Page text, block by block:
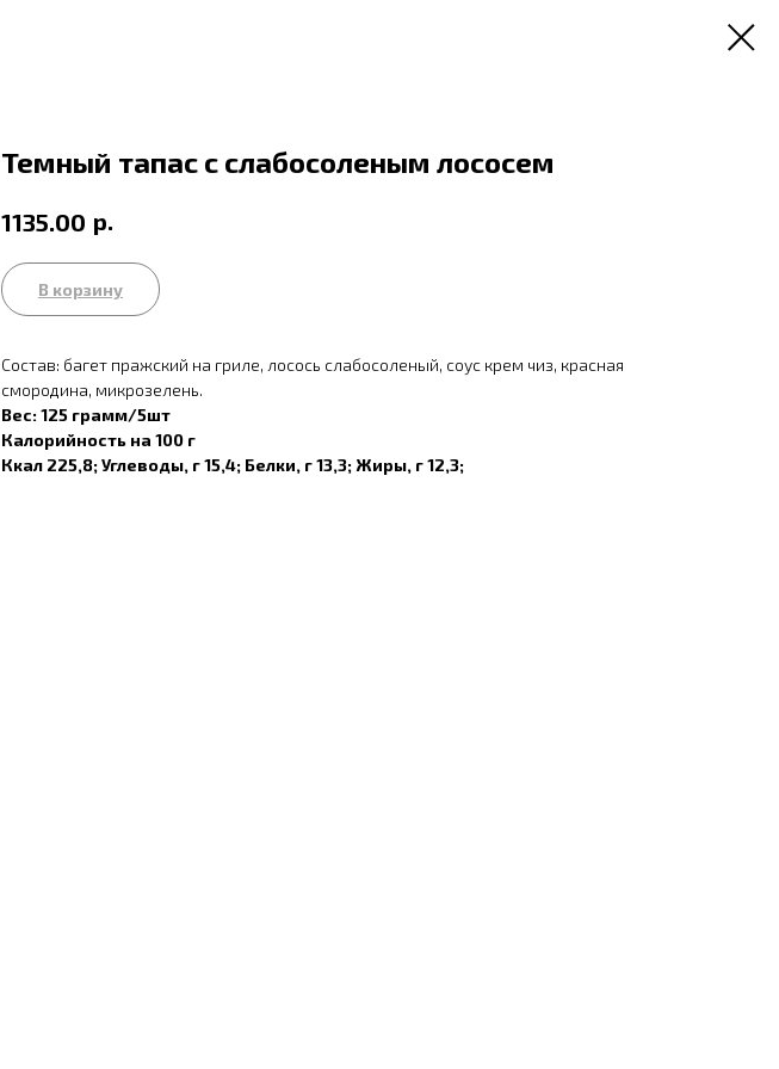
Темный тапас с слабосоленым лососем
1135.00 р.
В корзину
Состав: багет пражский на гриле, лосось слабосоленый, соус крем чиз, красная
смородина, микрозелень.
Вес: 125 грамм/5шт
Калорийность на 100 г
Ккал 225,8; Углеводы, г 15,4; Белки, г 13,3; Жиры, г 12,3;